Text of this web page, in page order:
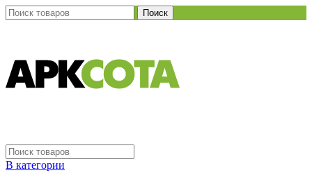
Поиск
В категории